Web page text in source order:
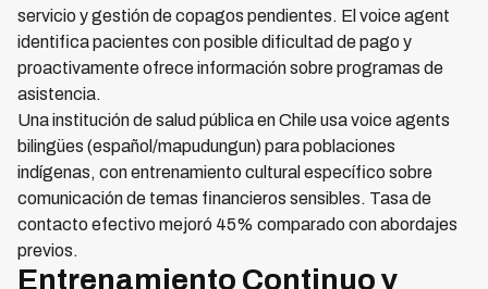
servicio y gestión de copagos pendientes. El voice agent
identifica pacientes con posible dificultad de pago y
proactivamente ofrece información sobre programas de
asistencia.
Una institución de salud pública en Chile usa voice agents
bilingües (español/mapudungun) para poblaciones
indígenas, con entrenamiento cultural específico sobre
comunicación de temas financieros sensibles. Tasa de
contacto efectivo mejoró 45% comparado con abordajes
previos.
Entrenamiento Continuo y